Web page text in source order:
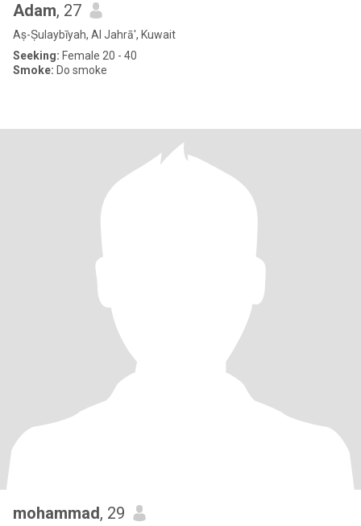
Adam, 27
Aṣ-Ṣulaybīyah, Al Jahrā', Kuwait
Seeking: Female 20 - 40
Smoke: Do smoke
mohammad, 29